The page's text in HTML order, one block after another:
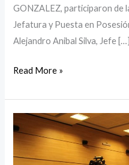
GONZALEZ, participaron de
Jefatura y Puesta en
Alejandro Anibal Silva, Jefe […]
Read More »
de
Juramento